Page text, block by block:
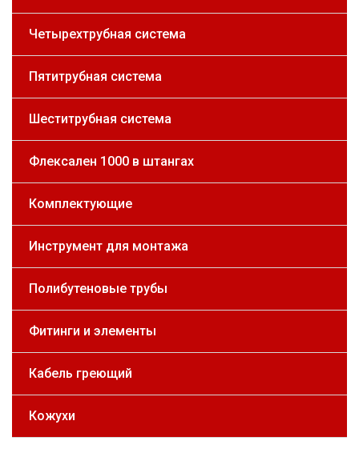
Четырехтрубная система
Пятитрубная система
Шеститрубная система
Флексален 1000 в штангах
Комплектующие
Инструмент для монтажа
Полибутеновые трубы
Фитинги и элементы
Кабель греющий
Кожухи